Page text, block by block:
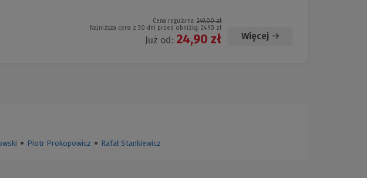
Cena regularna: 249,00 zł
Najniższa cena z 30 dni przed obniżką: 24,90 zł
Już od: 24,90 zł Więcej
● Piotr Prokopowicz ● Rafał Stankiewicz